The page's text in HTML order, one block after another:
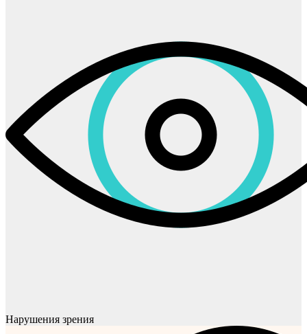
Нарушения зрения